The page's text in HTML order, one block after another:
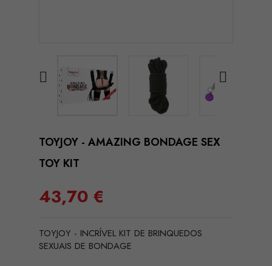
 
TOYJOY - AMAZING BONDAGE SEX
TOY KIT
43,70 €
TOYJOY - INCRÍVEL KIT DE BRINQUEDOS
SEXUAIS DE BONDAGE